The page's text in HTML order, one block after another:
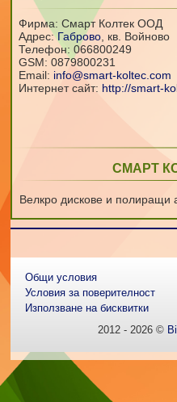
Фирма: Смарт Колтек ООД
Адрес:Габрово, кв. Войново
Телефон: 066800249
GSM: 0879800231
Email: info@smart-koltec.com
Интернет сайт: http://smart-
СМАРТ
Велкро дискове и полиращи
Общи условия
Условия за поверителност
Използване на бисквитки
2012 - 2026 ©